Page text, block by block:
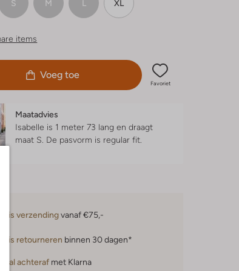
S M L XL
items
Voeg toe
Favoriet
Maatadvies
Isabelle is 1 meter 73 lang en draagt
maat S. De pasvorm is regular fit.
verzendingvanaf €75,-
retourneren binnen 30 dagen*
achteraf met Klarna